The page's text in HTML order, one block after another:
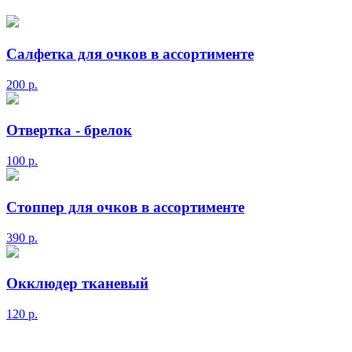
Салфетка для очков в ассортименте
200 р.
Отвертка - брелок
100 р.
Стоппер для очков в ассортименте
390 р.
Окклюдер тканевый
120 р.